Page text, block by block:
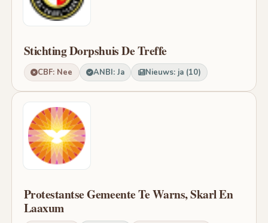
Stichting Dorpshuis De Treffe
CBF: Nee ANBI: Ja Nieuws: ja (10)
Protestantse Gemeente Te Warns, Skarl En
Laaxum